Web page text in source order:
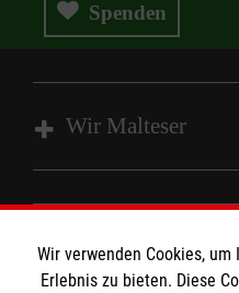
Spenden
Wir Malteser
Spenden und Helfen
Unsere Kurse
Informationen
Wir verwenden Cookies,
Erlebnis zu bieten. Diese